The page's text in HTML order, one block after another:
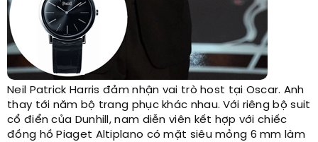
Neil Patrick Harris đảm nhận vai trò host tại Oscar. Anh
thay tới năm bộ trang phục khác nhau. Với riêng bộ suit
cổ điển của Dunhill, nam diễn viên kết hợp với chiếc
đồng hồ Piaget Altiplano có mặt siêu mỏng 6 mm làm